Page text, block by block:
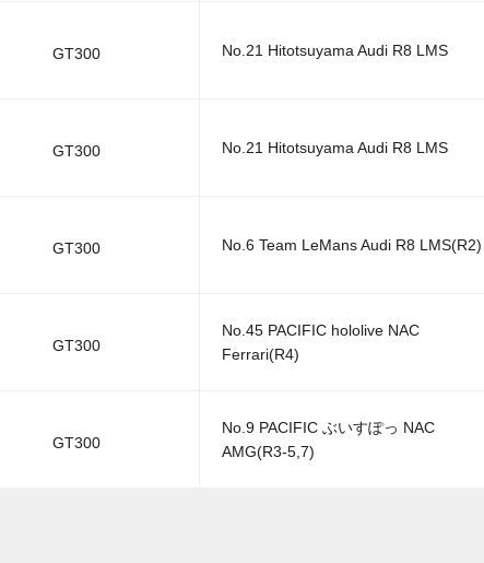
GT300 No.21 Hitotsuyama Audi R8 LMS
GT300 No.21 Hitotsuyama Audi R8 LMS
GT300 No.6 Team LeMans Audi R8 LMS(R2)
GT300
No.45 PACIFIC hololive NAC
Ferrari(R4)
GT300
No.9 PACIFIC ぶいすぽっ NAC
AMG(R3-5,7)